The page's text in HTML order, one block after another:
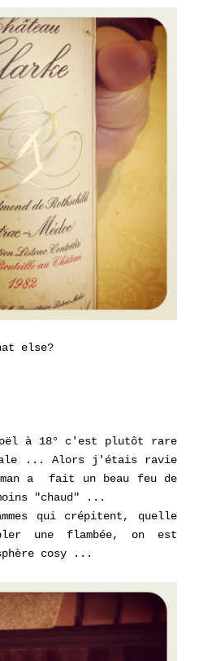
else?
à 18° c'est plutôt rare
... Alors j'étais ravie
a fait un beau feu de
"chaud" ...
qui crépitent, quelle
une flambée, on est
cosy ...